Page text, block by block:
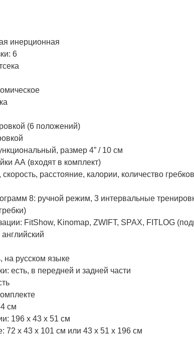
инерционная
6
(6 положений)
размер 4” / 10 см
АА (входят в комплект)
расстояние, калории, количество
8: ручной режим, 3 интервальные
FitShow, Kinomap, ZWIFT, SPAX, FITLOG
на русском языке
есть, в передней и задней части
см
196 х 43 х 51 см
х 43 х 101 см или 43 х 51 х 196 см